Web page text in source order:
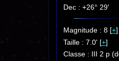
Dec : +26° 29'
Magnitude : 8 [+]
Taille : 7.0' [+]
Classe : III 2 p